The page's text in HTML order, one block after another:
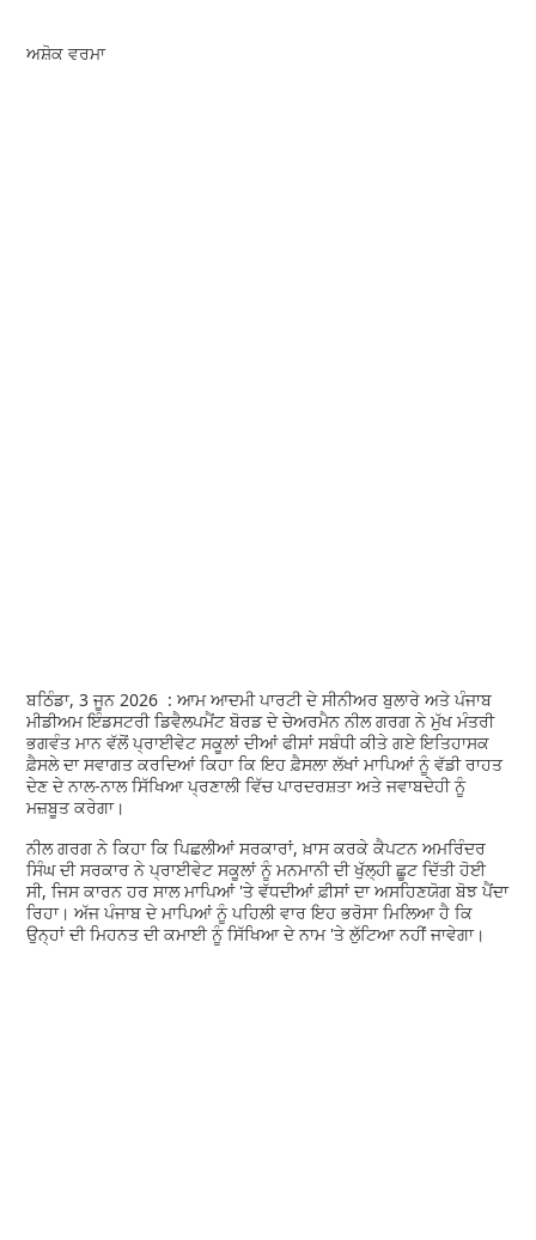
ਅਸ਼ੋਕ ਵਰਮਾ
ਬਠਿੰਡਾ, 3 ਜੂਨ 2026 : ਆਮ ਆਦਮੀ ਪਾਰਟੀ ਦੇ ਸੀਨੀਅਰ ਬੁਲਾਰੇ ਅਤੇ ਪੰਜਾਬ
ਮੀਡੀਅਮ ਇੰਡਸਟਰੀ ਡਿਵੈਲਪਮੈਂਟ ਬੋਰਡ ਦੇ ਚੇਅਰਮੈਨ ਨੀਲ ਗਰਗ ਨੇ ਮੁੱਖ ਮੰਤਰੀ
ਭਗਵੰਤ ਮਾਨ ਵੱਲੋਂ ਪ੍ਰਾਈਵੇਟ ਸਕੂਲਾਂ ਦੀਆਂ ਫੀਸਾਂ ਸਬੰਧੀ ਕੀਤੇ ਗਏ ਇਤਿਹਾਸਕ
ਫ਼ੈਸਲੇ ਦਾ ਸਵਾਗਤ ਕਰਦਿਆਂ ਕਿਹਾ ਕਿ ਇਹ ਫ਼ੈਸਲਾ ਲੱਖਾਂ ਮਾਪਿਆਂ ਨੂੰ ਵੱਡੀ ਰਾਹਤ
ਦੇਣ ਦੇ ਨਾਲ-ਨਾਲ ਸਿੱਖਿਆ ਪ੍ਰਣਾਲੀ ਵਿੱਚ ਪਾਰਦਰਸ਼ਤਾ ਅਤੇ ਜਵਾਬਦੇਹੀ ਨੂੰ
ਮਜ਼ਬੂਤ ਕਰੇਗਾ।
ਨੀਲ ਗਰਗ ਨੇ ਕਿਹਾ ਕਿ ਪਿਛਲੀਆਂ ਸਰਕਾਰਾਂ, ਖ਼ਾਸ ਕਰਕੇ ਕੈਪਟਨ ਅਮਰਿੰਦਰ
ਸਿੰਘ ਦੀ ਸਰਕਾਰ ਨੇ ਪ੍ਰਾਈਵੇਟ ਸਕੂਲਾਂ ਨੂੰ ਮਨਮਾਨੀ ਦੀ ਖੁੱਲ੍ਹੀ ਛੂਟ ਦਿੱਤੀ ਹੋਈ
ਸੀ, ਜਿਸ ਕਾਰਨ ਹਰ ਸਾਲ ਮਾਪਿਆਂ 'ਤੇ ਵੱਧਦੀਆਂ ਫ਼ੀਸਾਂ ਦਾ ਅਸਹਿਣਯੋਗ ਬੋਝ ਪੈਂਦਾ
ਰਿਹਾ। ਅੱਜ ਪੰਜਾਬ ਦੇ ਮਾਪਿਆਂ ਨੂੰ ਪਹਿਲੀ ਵਾਰ ਇਹ ਭਰੋਸਾ ਮਿਲਿਆ ਹੈ ਕਿ
ਉਨ੍ਹਾਂ ਦੀ ਮਿਹਨਤ ਦੀ ਕਮਾਈ ਨੂੰ ਸਿੱਖਿਆ ਦੇ ਨਾਮ 'ਤੇ ਲੁੱਟਿਆ ਨਹੀਂ ਜਾਵੇਗਾ।